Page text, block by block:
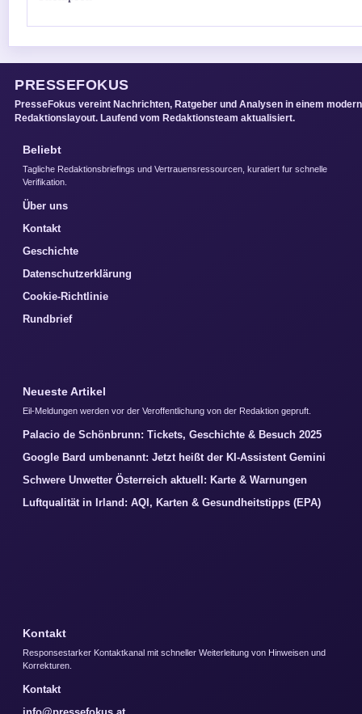
PRESSEFOKUS
PresseFokus vereint Nachrichten, Ratgeber und Analysen in einem
Redaktionslayout. Laufend vom Redaktionsteam aktualisiert.
Beliebt
Tagliche Redaktionsbriefings und Vertrauensressourcen, kuratiert fur schnelle
Verifikation.
Über uns
Kontakt
Geschichte
Datenschutzerklärung
Cookie-Richtlinie
Rundbrief
Neueste Artikel
Eil-Meldungen werden vor der Veroffentlichung von der Redaktion gepruft.
Palacio de Schönbrunn: Tickets, Geschichte & Besuch 2025
Google Bard umbenannt: Jetzt heißt der KI-Assistent Gemini
Schwere Unwetter Österreich aktuell: Karte & Warnungen
Luftqualität in Irland: AQI, Karten & Gesundheitstipps (EPA)
Kontakt
Responsestarker Kontaktkanal mit schneller Weiterleitung von Hinweisen und
Korrekturen.
Kontakt